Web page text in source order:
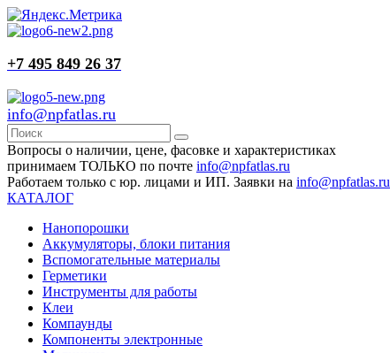
+7 495 849 26 37
info@npfatlas.ru
Вопросы о наличии, цене, фасовке и характеристиках
принимаем ТОЛЬКО по почте info@npfatlas.ru
Работаем только с юр. лицами и ИП. Заявки на info@npfatlas.ru
КАТАЛОГ
Нанопорошки
Аккумуляторы, блоки питания
Вспомогательные материалы
Герметики
Инструменты для работы
Клеи
Компаунды
Компоненты электронные